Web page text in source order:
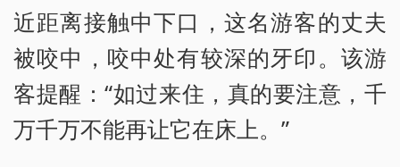
近距离接触中下口，这名游客的丈夫
被咬中，咬中处有较深的牙印。该游
客提醒：“如过来住，真的要注意，千
万千万不能再让它在床上。”